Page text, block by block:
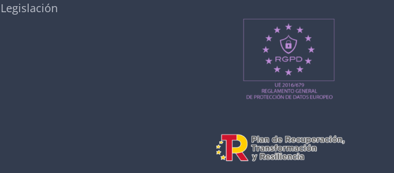
Legislación